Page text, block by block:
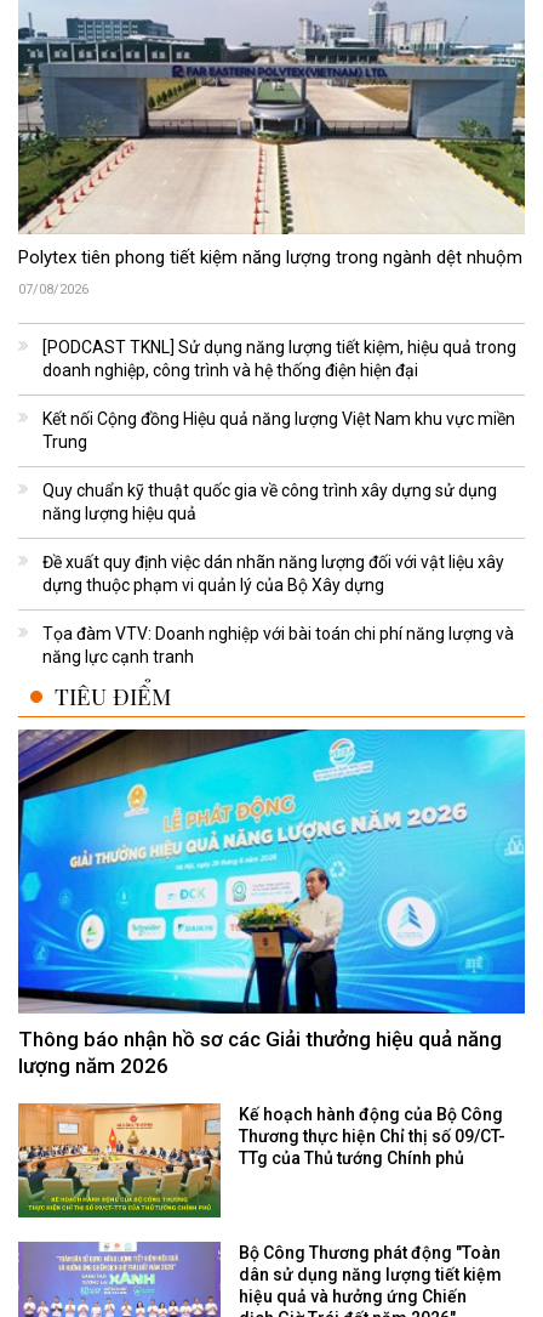
Polytex tiên phong tiết kiệm năng lượng trong ngành dệt nhuộm
07/08/2026
[PODCAST TKNL] Sử dụng năng lượng tiết kiệm, hiệu quả trong
doanh nghiệp, công trình và hệ thống điện hiện đại
Kết nối Cộng đồng Hiệu quả năng lượng Việt Nam khu vực miền
Trung
Quy chuẩn kỹ thuật quốc gia về công trình xây dựng sử dụng
năng lượng hiệu quả
Đề xuất quy định việc dán nhãn năng lượng đối với vật liệu xây
dựng thuộc phạm vi quản lý của Bộ Xây dựng
Tọa đàm VTV: Doanh nghiệp với bài toán chi phí năng lượng và
năng lực cạnh tranh
TIÊU ĐIỂM
Thông báo nhận hồ sơ các Giải thưởng hiệu quả năng
lượng năm 2026
Kế hoạch hành động của Bộ Công
Thương thực hiện Chỉ thị số 09/CT-
TTg của Thủ tướng Chính phủ
Bộ Công Thương phát động "Toàn
dân sử dụng năng lượng tiết kiệm
hiệu quả và hưởng ứng Chiến